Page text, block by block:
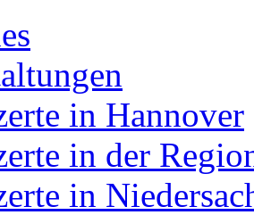
in Hannover
in der
in